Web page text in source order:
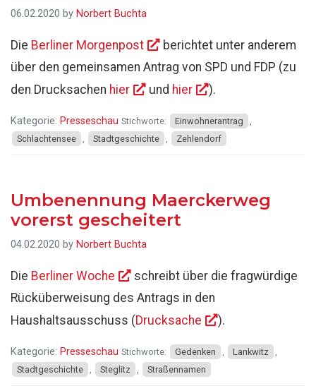
06.02.2020 by Norbert Buchta
Die Berliner Morgenpost
berichtet unter anderem
über den gemeinsamen Antrag von SPD und FDP (zu
den Drucksachen hier und hier ).
Kategorie: Presseschau Stichworte: Einwohnerantrag
,
Schlachtensee , Stadtgeschichte , Zehlendorf
Umbenennung Maerckerweg
vorerst gescheitert
04.02.2020 by Norbert Buchta
Die Berliner Woche
schreibt über die fragwürdige
Rücküberweisung des Antrags in den
Haushaltsausschuss (Drucksache ).
Kategorie: Presseschau Stichworte: Gedenken , Lankwitz ,
Stadtgeschichte , Steglitz , Straßennamen